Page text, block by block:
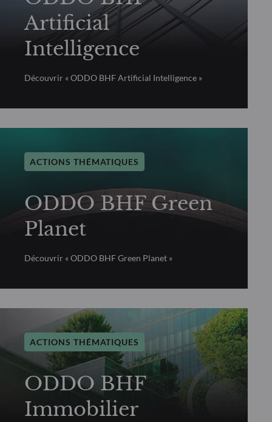
Artificial
Intelligence
Découvrir « ODDO BHF Artificial Intelligence »
ACTIONS THÉMATIQUES
ODDO BHF Green
Planet
Découvrir « ODDO BHF Green Planet »
ACTIONS THÉMATIQUES
ODDO BHF
Immobilier